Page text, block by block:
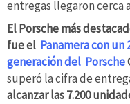
entregas llegaron cerca
El Porsche más
fue el Panamera con un
generación del Porsche
superó la cifra de
alcanzar las 7.200